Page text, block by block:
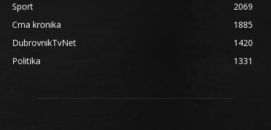
Sport
2069
Crna kronika
1885
DubrovnikTvNet
1420
Politika
1331